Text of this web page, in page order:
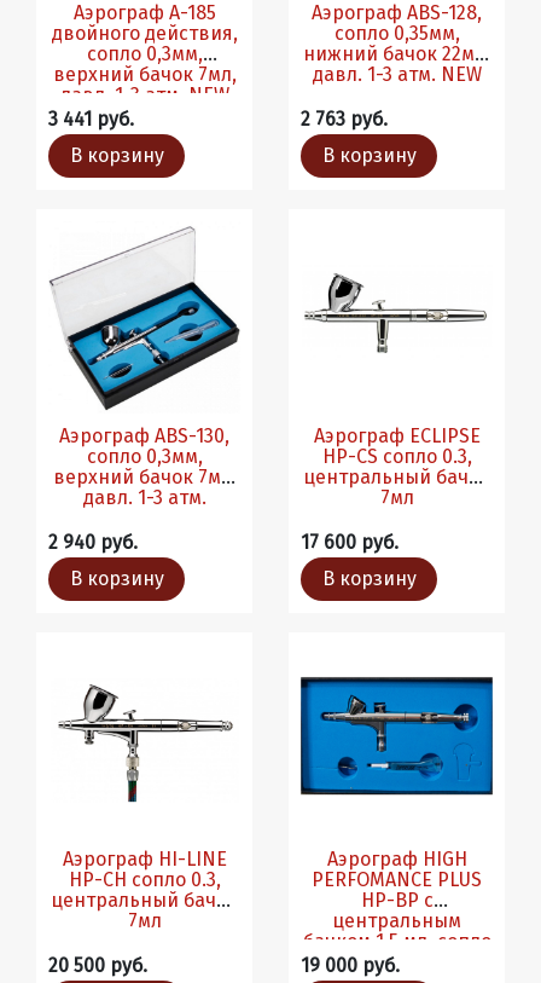
Аэрограф A-185
двойного действия,
сопло 0,3мм,
верхний бачок 7мл,
давл. 1-3 атм. NEW
3 441 руб.
В корзину
Аэрограф ABS-128,
сопло 0,35мм,
нижний бачок 22мл,
давл. 1-3 атм. NEW
2 763 руб.
В корзину
Аэрограф ABS-130,
сопло 0,3мм,
верхний бачок 7мл,
давл. 1-3 атм.
2 940 руб.
В корзину
Аэрограф EСLIPSE
HP-CS сопло 0.3,
центральный бачок
7мл
17 600 руб.
В корзину
Аэрограф HI-LINE
HP-CH сопло 0.3,
центральный бачок
7мл
20 500 руб.
Аэрограф HIGH
PERFOMANCE PLUS
HP-BP с
центральным
бачком 1.5 мл, сопло
0,2мм
19 000 руб.